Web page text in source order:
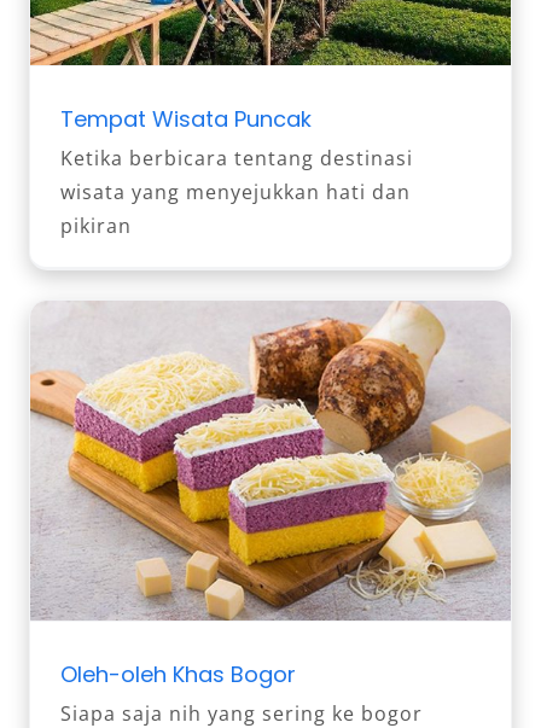
Tempat Wisata Puncak
Ketika berbicara tentang destinasi
wisata yang menyejukkan hati dan
pikiran
Oleh-oleh Khas Bogor
Siapa saja nih yang sering ke bogor